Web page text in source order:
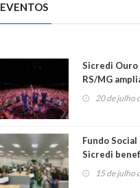
EVENTOS
Sicredi Ouro
RS/MG
ao show dos
20 de julho
Fundo Social
Sicredi
projetos em
Montenegro
15 de julho